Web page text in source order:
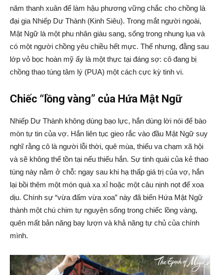
năm thanh xuân để làm hậu phương vững chắc cho chồng là
đại gia Nhiếp Dư Thành (Kinh Siêu). Trong mắt người ngoài,
Mật Ngữ là một phu nhân giàu sang, sống trong nhung lụa và
có một người chồng yêu chiều hết mực. Thế nhưng, đằng sau
lớp vỏ bọc hoàn mỹ ấy là một thực tại đáng sợ: cô đang bị
chồng thao túng tâm lý (PUA) một cách cực kỳ tinh vi.
Chiếc “lồng vàng” của Hứa Mật Ngữ
Nhiếp Dư Thành không dùng bạo lực, hắn dùng lời nói để bào
mòn tự tin của vợ. Hắn liên tục gieo rắc vào đầu Mật Ngữ suy
nghĩ rằng cô là người lỗi thời, quê mùa, thiếu va chạm xã hội
và sẽ không thể tồn tại nếu thiếu hắn. Sự tinh quái của kẻ thao
túng này nằm ở chỗ: ngay sau khi hạ thấp giá trị của vợ, hắn
lại bồi thêm một món quà xa xỉ hoặc một câu nịnh nọt để xoa
dịu. Chính sự “vừa đấm vừa xoa” này đã biến Hứa Mật Ngữ
thành một chú chim tự nguyện sống trong chiếc lồng vàng,
quên mất bản năng bay lượn và khả năng tự chủ của chính
mình.